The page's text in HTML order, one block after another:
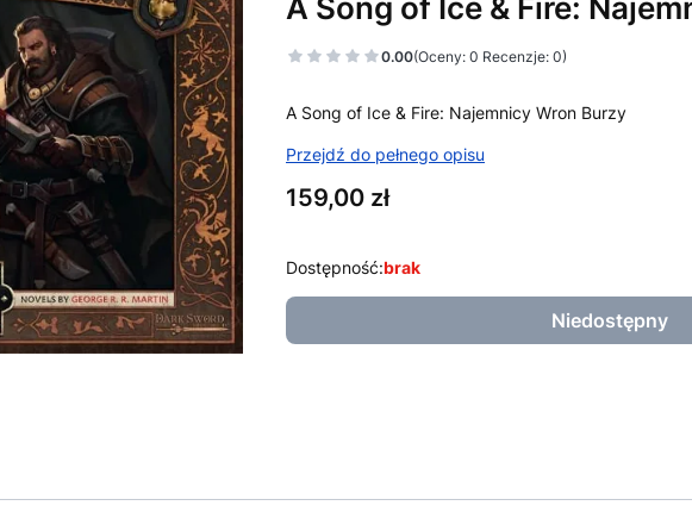
0.00(Oceny: 0 Recenzje: 0)
A Song of Ice & Fire: Najemnicy Wron Burzy
Przejdź do pełnego opisu
Cena
159,00 zł
Dostępność:brak
Niedostępny